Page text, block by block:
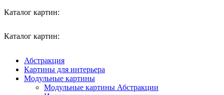
Каталог картин:
Каталог картин:
Абстракция
Картины для интерьера
Модульные картины
Модульные картины Абстракции